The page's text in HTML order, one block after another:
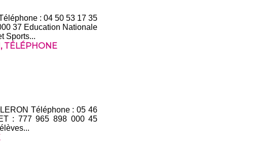
: 04 50 53 17 35
37 Education Nationale
Sports...
, TÉLÉPHONE
Téléphone : 05 46
: 777 965 898 000 45